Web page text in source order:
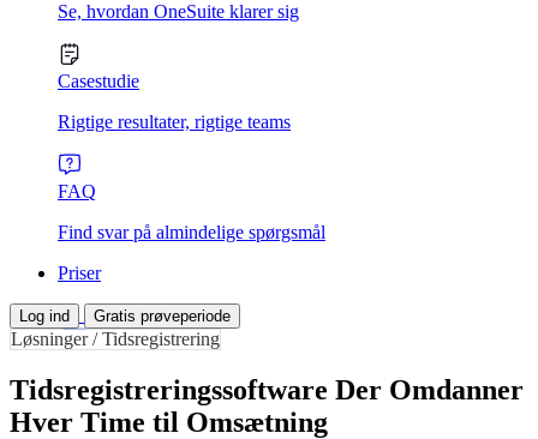
Se, hvordan OneSuite klarer sig
Casestudie
Rigtige resultater, rigtige teams
FAQ
Find svar på almindelige spørgsmål
Priser
Log ind Gratis prøveperiode
Løsninger / Tidsregistrering
Tidsregistreringssoftware Der Omdanner
Hver Time til Omsætning